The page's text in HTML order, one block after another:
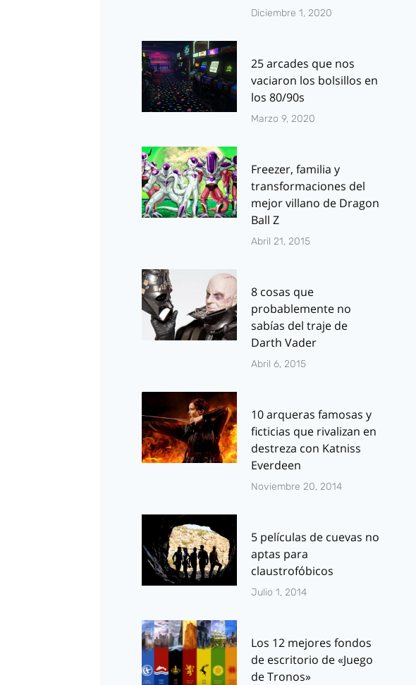
Diciembre 1, 2020
25 arcades que nos
vaciaron los bolsillos en
los 80/90s
Marzo 9, 2020
Freezer, familia y
transformaciones del
mejor villano de Dragon
Ball Z
Abril 21, 2015
8 cosas que
probablemente no
sabías del traje de
Darth Vader
Abril 6, 2015
10 arqueras famosas y
ficticias que rivalizan en
destreza con Katniss
Everdeen
Noviembre 20, 2014
5 películas de cuevas no
aptas para
claustrofóbicos
Julio 1, 2014
Los 12 mejores fondos
de escritorio de «Juego
de Tronos»